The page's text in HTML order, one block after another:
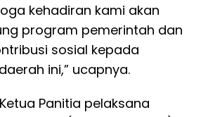
kehadiran kami akan
program pemerintah dan
sosial kepada
ini,” ucapnya.
Panitia pelaksana